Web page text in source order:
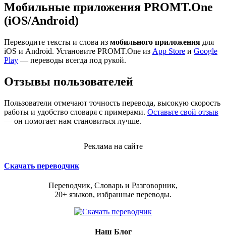
Мобильные приложения PROMT.One
(iOS/Android)
Переводите тексты и слова из мобильного приложения для
iOS и Android. Установите PROMT.One из App Store и Google
Play — переводы всегда под рукой.
Отзывы пользователей
Пользователи отмечают точность перевода, высокую скорость
работы и удобство словаря с примерами. Оставьте свой отзыв
— он помогает нам становиться лучше.
Реклама на сайте
Скачать переводчик
Переводчик, Словарь и Разговорник,
20+ языков, избранные переводы.
Наш Блог